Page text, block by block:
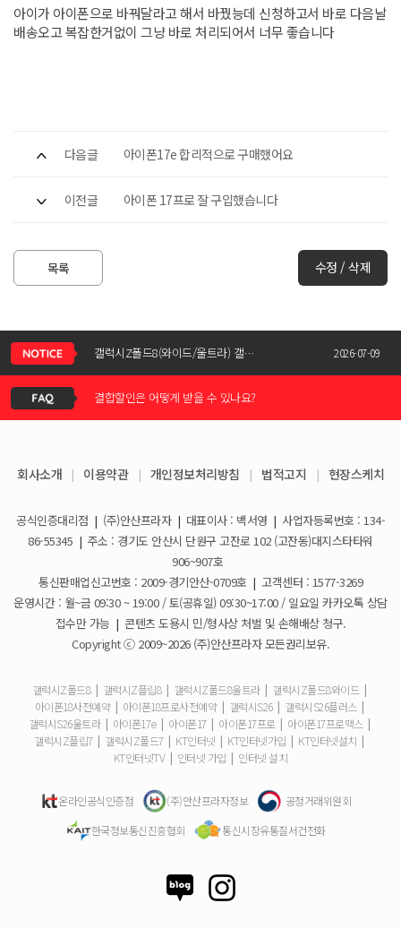
아이가 아이폰으로 바꿔달라고 해서 바꿨능데 신청하고서 바로 다음날
배송오고 복잡한거없이 그냥 바로 처리되어서 너무 좋습니다
다음글 아이폰17e 합리적으로 구매했어요
이전글 아이폰 17프로 잘 구입했습니다
목록 수정 / 삭제
갤럭시Z폴드8(와이드/울트라) 갤럭시Z플립8 사전예약 공지사항 2026-07-09
KT스토어 공식 신청서 작성 관련 자주 묻는 질문
아이폰17e 사전예약 공지사항
갤럭시S26 사전예약 공지사항
신청서 조회는 어떻게 하나요?
결합할인은 어떻게 받을 수 있나요?
휴대폰 일시불로 구매도 가능한가요?
요금제 변경은 언제할 수 있나요?
더블할인카드는 어떻게 등록 하나요?
휴대폰 구매 후 불량이면 어떻게 하나요?
ESIM 발급 방법은 어떻게 되나요?
유심은 새로 구매해야 하나요?
사은품은 핸드폰과 같이 보내주시나요?
청소년 요금제는 몇살까지 가입할 수 있어요?
기존 휴대폰은 반납해야하나요?
회사소개 | 이용약관 | 개인정보처리방침 | 법적고지 | 현장스케치
공식인증대리점 | (주)안산프라자 | 대표이사 : 백서영 | 사업자등록번호 : 134-
86-55345 | 주소 : 경기도 안산시 단원구 고잔로 102 (고잔동)대지스타타워
906~907호
통신판매업신고번호 : 2009-경기안산-0709호 | 고객센터 : 1577-3269
운영시간 : 월~금 09:30 ~ 19:00 / 토(공휴일) 09:30~17:00 / 일요일 카카오톡 상담
접수만 가능 | 콘텐츠 도용시 민/형사상 처벌 및 손해배상 청구.
Copyright ⓒ 2009~2026 (주)안산프라자 모든권리보유.
갤럭시Z폴드8 | 갤럭시Z플립8 | 갤럭시Z폴드8울트라 | 갤럭시Z폴드8와이드 |
아이폰18사전예약 | 아이폰18프로사전예약 | 갤럭시S26 | 갤럭시S26플러스 |
갤럭시S26울트라 | 아이폰17e | 아이폰17 | 아이폰17프로 | 아이폰17프로맥스 |
갤럭시Z플립7 | 갤럭시Z폴드7 | KT인터넷 | KT인터넷가입 | KT인터넷설치 |
KT인터넷TV | 인터넷 가입 | 인터넷 설치
온라인공식인증점 (주)안산프라자정보
공정거래위원회
한국정보통신진흥협회
통신시장유통질서건전화